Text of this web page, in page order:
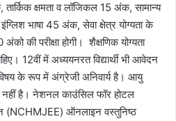
क्षमता व लॉजिकल 15 अंक, सामान्य
भाषा 45 अंक, सेवा क्षेत्र योग्यता के
की परीक्षा होगी। शैक्षणिक योग्यता
12वीं में अध्ययनरत विद्यार्थी भी आवेदन
के रूप में अंग्रेजी अनिवार्य है। आयु
नहीं है। नेशनल काउंसिल फॉर होटल
(NCHMJEE) ऑनलाइन वस्तुनिष्ठ